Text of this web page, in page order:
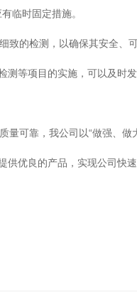
临时固定措施。
的检测，以确保其安全、
测等项目的实施，可以及时
量可靠，我公司以“做强、
优良的产品，实现公司快